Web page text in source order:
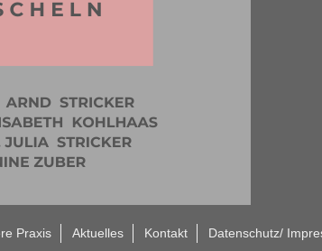
Praxis Aktuelles Kontakt Datenschutz/